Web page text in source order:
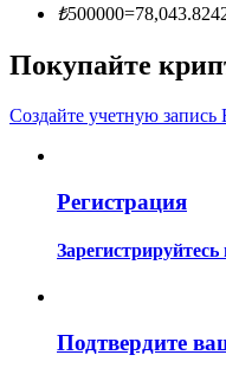
₺500000=
Покупайте
Создайте учетную запись
Регистрация
Подтвердите